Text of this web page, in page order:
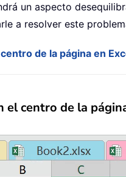
un aspecto
a resolver este
de la página en
el centro de la